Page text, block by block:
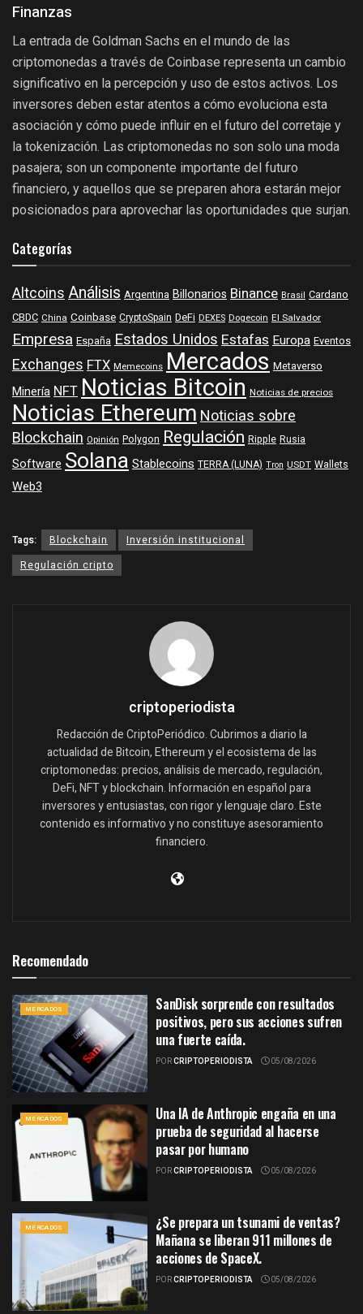
Finanzas
La entrada de Goldman Sachs en el mundo de las
criptomonedas a través de Coinbase representa un cambio
significativo en la percepción y uso de estos activos. Los
inversores deben estar atentos a cómo evoluciona esta
asociación y cómo puede influir en el futuro del corretaje y
la tokenización. Las criptomonedas no son solo una moda
pasajera; son un componente importante del futuro
financiero, y aquellos que se preparen ahora estarán mejor
posicionados para aprovechar las oportunidades que surjan.
Categorías
AltcoinsAnálisis Argentina BillonariosBinance Brasil Cardano
CBDC China Coinbase CryptoSpain DeFi DEXES Dogecoin El Salvador
Empresa España Estados UnidosEstafasEuropa Eventos
ExchangesFTX Memecoins Mercados Metaverso
MineríaNFTNoticias Bitcoin Noticias de precios
Noticias EthereumNoticias sobre
Blockchain Opinión Polygon Regulación Ripple Rusia
SoftwareSolanaStablecoins TERRA (LUNA) Tron USDT Wallets
Web3
Tags: Blockchain
Inversión institucional
Regulación cripto
criptoperiodista
Redacción de CriptoPeriódico. Cubrimos a diario la
actualidad de Bitcoin, Ethereum y el ecosistema de las
criptomonedas: precios, análisis de mercado, regulación,
DeFi, NFT y blockchain. Información en español para
inversores y entusiastas, con rigor y lenguaje claro. Este
contenido es informativo y no constituye asesoramiento
financiero.
Recomendado
MERCADOS
SanDisk sorprende con resultados
positivos, pero sus acciones sufren
una fuerte caída.
PORCRIPTOPERIODISTA 05/08/2026
MERCADOS
Una IA de Anthropic engaña en una
prueba de seguridad al hacerse
pasar por humano
PORCRIPTOPERIODISTA 05/08/2026
MERCADOS
¿Se prepara un tsunami de ventas?
Mañana se liberan 911 millones de
acciones de SpaceX.
PORCRIPTOPERIODISTA 05/08/2026